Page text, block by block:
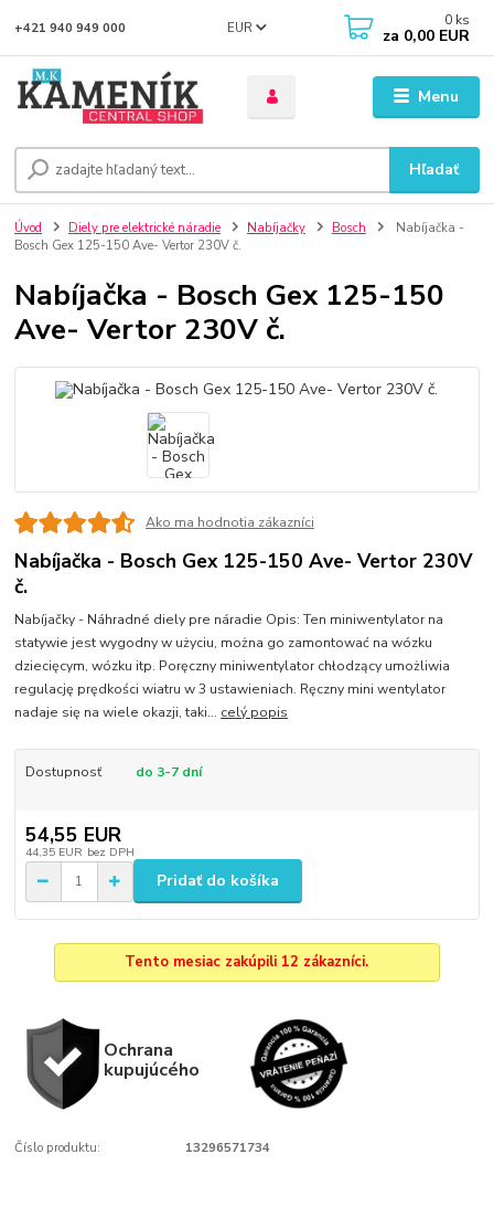
Menu
EUR
Hľadať
+421 940 949 000 0 ks
za 0,00 EUR
Úvod Diely pre elektrické náradie Nabíjačky Bosch
Nabíjačka -
Bosch Gex 125-150 Ave- Vertor 230V č.
Nabíjačka - Bosch Gex 125-150
Ave- Vertor 230V č.
Ako ma hodnotia zákazníci
Nabíjačka - Bosch Gex 125-150 Ave- Vertor 230V
č.
Nabíjačky - Náhradné diely pre náradie Opis: Ten miniwentylator na
statywie jest wygodny w użyciu, można go zamontować na wózku
dziecięcym, wózku itp. Poręczny miniwentylator chłodzący umożliwia
regulację prędkości wiatru w 3 ustawieniach. Ręczny mini wentylator
nadaje się na wiele okazji, taki... celý popis
Dostupnosť do 3-7 dní
54,55 EUR
44,35 EUR bez DPH
Pridať do košíka
Tento mesiac zakúpili 12 zákazníci.
Ochrana
kupujúcého
Číslo produktu: 13296571734